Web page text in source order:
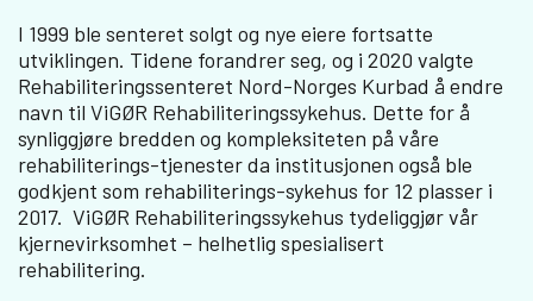
I 1999 ble senteret solgt og nye eiere fortsatte
utviklingen. Tidene forandrer seg, og i 2020 valgte
Rehabiliteringssenteret Nord-Norges Kurbad å endre
navn til ViGØR Rehabiliteringssykehus. Dette for å
synliggjøre bredden og kompleksiteten på våre
rehabiliterings-tjenester da institusjonen også ble
godkjent som rehabiliterings-sykehus for 12 plasser i
2017. ViGØR Rehabiliteringssykehus tydeliggjør vår
kjernevirksomhet – helhetlig spesialisert
rehabilitering.